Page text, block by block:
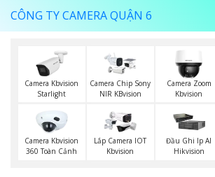
CÔNG TY CAMERA QUẬN 6
Camera Kbvision
Starlight
Camera Chip Sony
NIR KBvision
Camera Zoom
Kbvision
Camera Kbvision
360 Toàn Cảnh
Lắp Camera IOT
Kbvision
Đầu Ghi Ip AI
Hikvision